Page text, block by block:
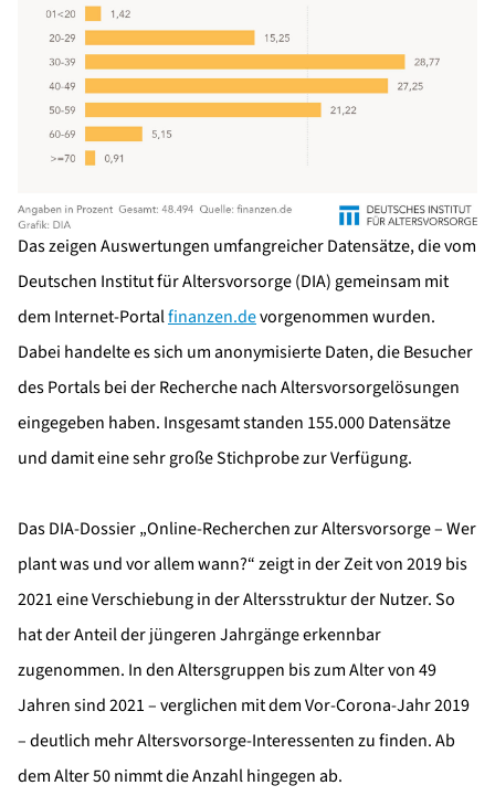
Das zeigen Auswertungen umfangreicher Datensätze, die vom
Deutschen Institut für Altersvorsorge (DIA) gemeinsam mit
dem Internet-Portalfinanzen.devorgenommen wurden.
Dabei handelte es sich um anonymisierte Daten, die Besucher
des Portals bei der Recherche nach Altersvorsorgelösungen
eingegeben haben. Insgesamt standen 155.000 Datensätze
und damit eine sehr große Stichprobe zur Verfügung.
Das DIA-Dossier „Online-Recherchen zur Altersvorsorge – Wer
plant was und vor allem wann?“ zeigt in der Zeit von 2019 bis
2021 eine Verschiebung in der Altersstruktur der Nutzer. So
hat der Anteil der jüngeren Jahrgänge erkennbar
zugenommen. In den Altersgruppen bis zum Alter von 49
Jahren sind 2021 – verglichen mit dem Vor-Corona-Jahr 2019
– deutlich mehr Altersvorsorge-Interessenten zu finden. Ab
dem Alter 50 nimmt die Anzahl hingegen ab.